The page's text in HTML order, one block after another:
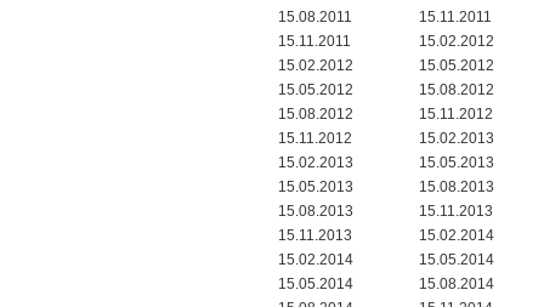
15.08.2011
15.11.2011
15.11.2011
15.02.2012
15.02.2012
15.05.2012
15.05.2012
15.08.2012
15.08.2012
15.11.2012
15.11.2012
15.02.2013
15.02.2013
15.05.2013
15.05.2013
15.08.2013
15.08.2013
15.11.2013
15.11.2013
15.02.2014
15.02.2014
15.05.2014
15.05.2014
15.08.2014